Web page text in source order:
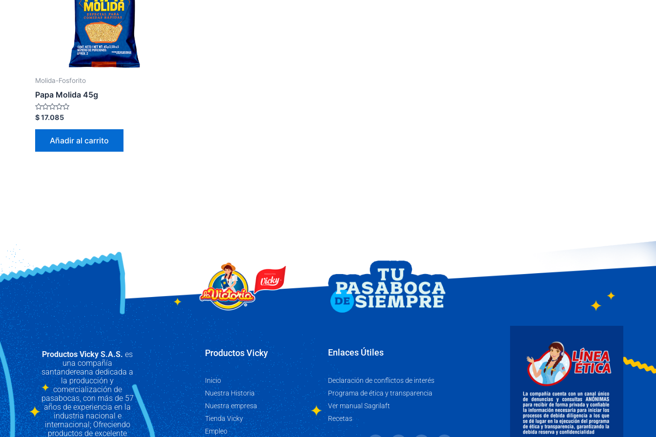
Molida-Fosforito
Papa Molida 45g
Valorado
en
0
$17.085
Añadir al carrito
Productos Vicky S.A.S. es
una compañía
santandereana dedicada a
la producción y
comercialización de
pasabocas, con más de 57
años de experiencia en la
industria nacional e
internacional; Ofreciendo
productos de excelente
Productos Vicky
Inicio
Nuestra Historia
Nuestra empresa
Tienda Vicky
Empleo
Enlaces Útiles
Declaración de conflictos de interés
Programa de ética y transparencia
Ver manual Sagrilaft
Recetas